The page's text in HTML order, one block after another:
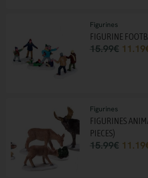
Figurines
FIGURINE
15.99€ 11.19
Figurines
FIGURINES
PIECES)
15.99€ 11.19